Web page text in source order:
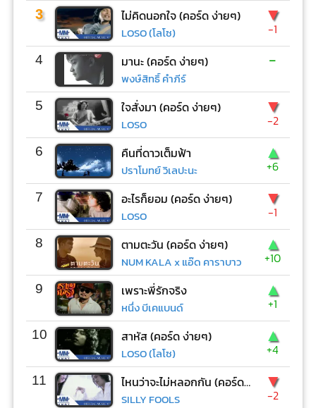
3 ไม่คิดนอกใจ (คอร์ด ง่ายๆ)
LOSO (โลโซ)
▼
-1
4 มานะ (คอร์ด ง่ายๆ)
พงษ์สิทธิ์ คำภีร์
-
5 ใจสั่งมา (คอร์ด ง่ายๆ)
LOSO
▼
-2
6 คืนที่ดาวเต็มฟ้า
ปราโมทย์ วิเลปะนะ
▲
+6
7 อะไรก็ยอม (คอร์ด ง่ายๆ)
LOSO
▼
-1
8 ตามตะวัน (คอร์ด ง่ายๆ)
NUM KALA x แอ๊ด คาราบาว
▲
+10
9 เพราะพี่รักจริง
หนึ่ง บีเคแบนด์
▲
+1
10 สาหัส (คอร์ด ง่ายๆ)
LOSO (โลโซ)
▲
+4
11 ไหนว่าจะไม่หลอกกัน (คอร์ด ง่ายๆ)
SILLY FOOLS
▼
-2